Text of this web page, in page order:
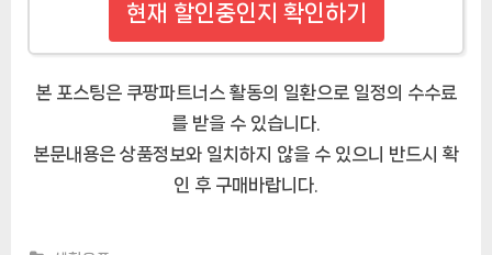
현재 할인중인지 확인하기
본 포스팅은 쿠팡파트너스 활동의 일환으로 일정의 수수료
를 받을 수 있습니다.
본문내용은 상품정보와 일치하지 않을 수 있으니 반드시 확
인 후 구매바랍니다.